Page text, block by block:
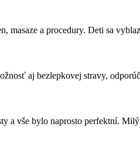
masaze a procedury. Deti sa
aj bezlepkovej stravy,
a vše bylo naprosto perfektní.